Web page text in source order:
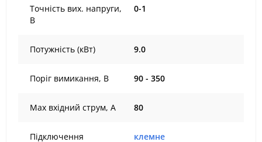
Точність вих. напруги,
В
0-1
Потужність (кВт) 9.0
Поріг вимикання, В 90 - 350
Max вхідний струм, А 80
Підключення клемне